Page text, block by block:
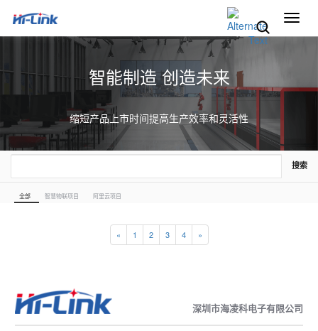
切
换
智能制造 创造未来
缩短产品上市时间提高生产效率和灵活性
搜索
全部 智慧物联项目 阿里云项目
« 1 2 3 4 »
深圳市海凌科电子有限公司